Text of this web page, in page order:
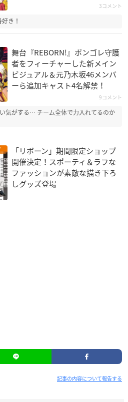
3コメント
き！
舞台『REBORN!』ボンゴレ守護
者をフィーチャーした新メイン
ビジュアル＆元乃木坂46メンバ
ーら追加キャスト4名解禁！
9コメント
気がする… チーム全体で力入れてるのか
「リボーン」期間限定ショップ
開催決定！スポーティ＆ラフな
ファッションが素敵な描き下ろ
しグッズ登場
記事の内容について報告する